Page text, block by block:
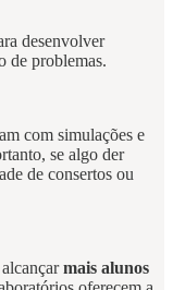
desenvolver
de problemas.
com simulações e
se algo der
de consertos ou
mais alunos